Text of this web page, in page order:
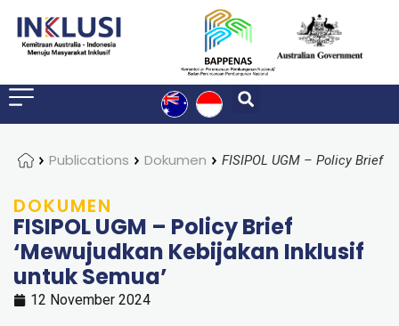
HomePublications Dokumen
DOKUMEN
FISIPOL UGM – Policy Brief
‘Mewujudkan Kebijakan Inklusif
untuk Semua’
12 November 2024